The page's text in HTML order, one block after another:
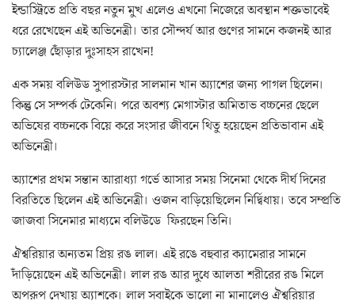
ইন্ডাস্ট্রিতে প্রতি বছর নতুন মুখ এলেও এখনো নিজেরে অবস্থান শক্তভাবেই
ধরে রেখেছেন এই অভিনেত্রী। তার সৌন্দর্য আর গুণের সামনে কজনই আর
চ্যালেঞ্জ ছোঁড়ার দুঃসাহস রাখেন!
এক সময় বলিউড সুপারস্টার সালমান খান অ্যাশের জন্য পাগল ছিলেন।
কিন্তু সে সম্পর্ক টেকেনি। পরে অবশ্য মেগাস্টার অমিতাভ বচ্চনের ছেলে
অভিষের বচ্চনকে বিয়ে করে সংসার জীবনে থিতু হয়েছেন প্রতিভাবান এই
অভিনেত্রী।
অ্যাশের প্রথম সন্তান আরাধ্যা গর্ভে আসার সময় সিনেমা থেকে দীর্ঘ দিনের
বিরতিতে ছিলেন এই অভিনেত্রী। ওজন বাড়িয়েছিলেন নির্দ্বিধায়। তবে সম্প্রতি
জাজবা সিনেমার মাধ্যমে বলিউডে ফিরছেন তিনি।
ঐশ্বরিয়ার অন্যতম প্রিয় রঙ লাল। এই রঙে বহুবার ক্যামেরার সামনে
দাঁড়িয়েছেন এই অভিনেত্রী। লাল রঙ আর দুধে আলতা শরীরের রঙ মিলে
অপরূপ দেখায় অ্যাশকে। লাল সবাইকে ভালো না মানালেও ঐশ্বরিয়ার